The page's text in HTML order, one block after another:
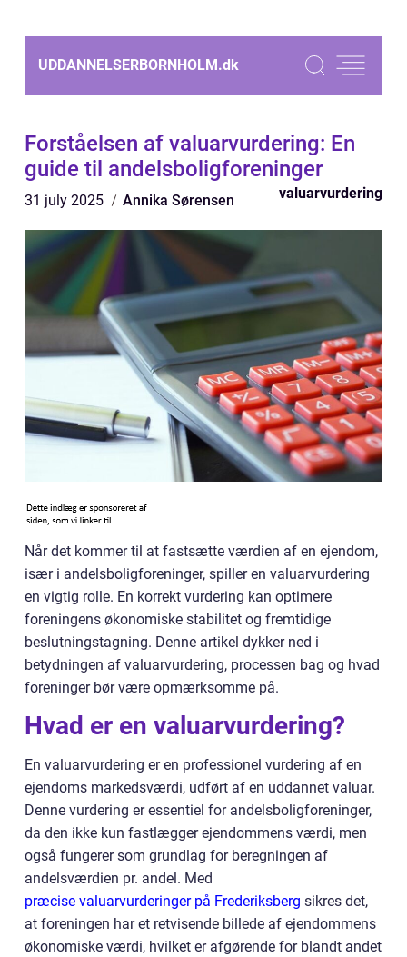
UDDANNELSERBORNHOLM.dk
Forståelsen af valuarvurdering: En
guide til andelsboligforeninger
31 july 2025 Annika Sørensen valuarvurdering
Når det kommer til at fastsætte værdien af en ejendom,
især i andelsboligforeninger, spiller en valuarvurdering
en vigtig rolle. En korrekt vurdering kan optimere
foreningens økonomiske stabilitet og fremtidige
beslutningstagning. Denne artikel dykker ned i
betydningen af valuarvurdering, processen bag og hvad
foreninger bør være opmærksomme på.
Hvad er en valuarvurdering?
En valuarvurdering er en professionel vurdering af en
ejendoms markedsværdi, udført af en uddannet valuar.
Denne vurdering er essentiel for andelsboligforeninger,
da den ikke kun fastlægger ejendommens værdi, men
også fungerer som grundlag for beregningen af
andelsværdien pr. andel. Med
præcise valuarvurderinger på Frederiksberg sikres det,
at foreningen har et retvisende billede af ejendommens
økonomiske værdi, hvilket er afgørende for blandt andet